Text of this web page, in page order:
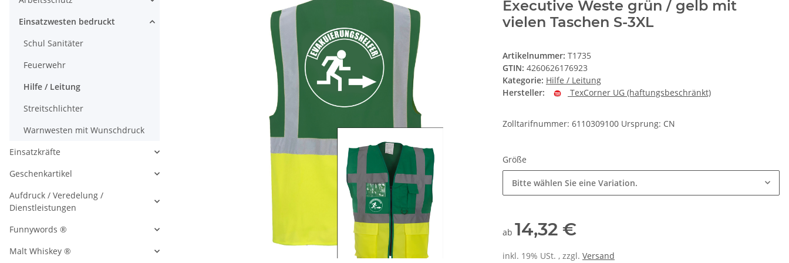
Executive Weste grün / gelb mit
vielen Taschen S-3XL
Artikelnummer: T1735
GTIN: 4260626176923
Kategorie: Hilfe / Leitung
Hersteller:
TexCorner UG (haftungsbeschränkt)
Zolltarifnummer: 6110309100 Ursprung: CN
Größe
Bitte wählen Sie eine Variation.
ab 14,32 €
inkl. 19% USt. , zzgl. Versand
Einsatzwesten bedruckt
Schul Sanitäter
Feuerwehr
Hilfe / Leitung
Streitschlichter
Warnwesten mit Wunschdruck
Einsatzkräfte
Geschenkartikel
Aufdruck / Veredelung /
Dienstleistungen
Funnywords ®
Malt Whiskey ®